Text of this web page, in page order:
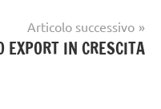
Articolo successivo
EXPORT IN CRESCITA